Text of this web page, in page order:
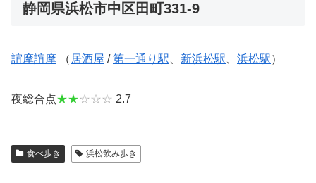
静岡県浜松市中区田町331-9
誼摩誼摩 （ 居酒屋 /第一通り駅 新浜松駅 浜松駅）
夜総合点★★☆☆☆ 2.7
食べ歩き 浜松飲み歩き